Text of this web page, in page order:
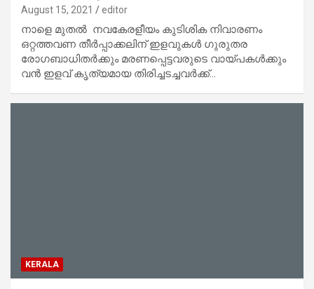
August 15, 2021 editor
നാളെ മുതല്‍ നവകേരളീയം കുടിശിക നിവാരണം
ഒറ്റത്തവണ തീര്‍പ്പാക്കലിന് ഇളവുകള്‍ ഗുരുതര
രോഗബാധിതര്‍ക്കും മരണപ്പെട്ടവരുടെ വായ്പകള്‍ക്കും
വന്‍ ഇളവ് കൃത്യമായ തിരിച്ചടച്ചവര്‍ക്ക്…
KERALA